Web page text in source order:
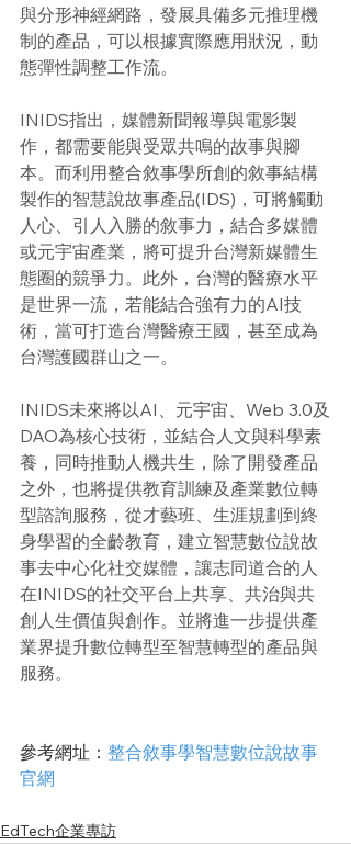
與分形神經網路，發展具備多元推理機
制的產品，可以根據實際應用狀況，動
態彈性調整工作流。
INIDS指出，媒體新聞報導與電影製
作，都需要能與受眾共鳴的故事與腳
本。而利用整合敘事學所創的敘事結構
製作的智慧說故事產品(IDS)，可將觸動
人心、引人入勝的敘事力，結合多媒體
或元宇宙產業，將可提升台灣新媒體生
態圈的競爭力。此外，台灣的醫療水平
是世界一流，若能結合強有力的AI技
術，當可打造台灣醫療王國，甚至成為
台灣護國群山之一。
INIDS未來將以AI、元宇宙、Web 3.0及
DAO為核心技術，並結合人文與科學素
養，同時推動人機共生，除了開發產品
之外，也將提供教育訓練及產業數位轉
型諮詢服務，從才藝班、生涯規劃到終
身學習的全齡教育，建立智慧數位說故
事去中心化社交媒體，讓志同道合的人
在INIDS的社交平台上共享、共治與共
創人生價值與創作。並將進一步提供產
業界提升數位轉型至智慧轉型的產品與
服務。
參考網址： 整合敘事學智慧數位說故事
官網
EdTech企業專訪